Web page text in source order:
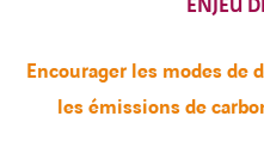
ENJEU
Encourager les modes de
les émissions de